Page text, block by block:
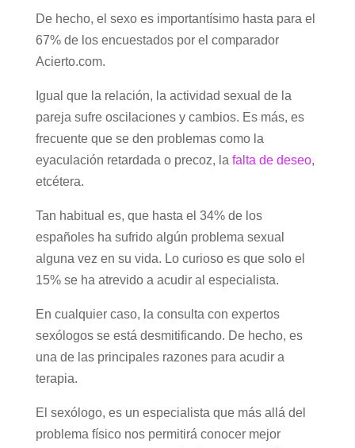
De hecho, el sexo es importantísimo hasta para el
67% de los encuestados por el comparador
Acierto.com.
Igual que la relación, la actividad sexual de la
pareja sufre oscilaciones y cambios. Es más, es
frecuente que se den problemas como la
eyaculación retardada o precoz, la falta de deseo,
etcétera.
Tan habitual es, que hasta el 34% de los
españoles ha sufrido algún problema sexual
alguna vez en su vida. Lo curioso es que solo el
15% se ha atrevido a acudir al especialista.
En cualquier caso, la consulta con expertos
sexólogos se está desmitificando. De hecho, es
una de las principales razones para acudir a
terapia.
El sexólogo, es un especialista que más allá del
problema físico nos permitirá conocer mejor